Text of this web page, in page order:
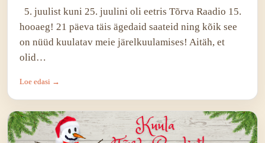
5. juulist kuni 25. juulini oli eetris Tõrva Raadio 15.
hooaeg! 21 päeva täis ägedaid saateid ning kõik see
on nüüd kuulatav meie järelkuulamises! Aitäh, et
olid…
Loe edasi →